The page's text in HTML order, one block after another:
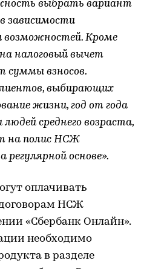
выбрать вариант
зависимости
возможностей. Кроме
налоговый вычет
суммы взносов.
выбирающих
жизни, год от года
среднего возраста,
на полис НСЖ
основе».
оплачивать
НСЖ
«Сбербанк Онлайн».
необходимо
в разделе